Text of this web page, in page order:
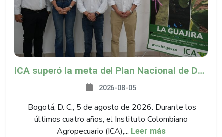
ICA superó la meta del Plan Nacional de Desarrollo y abrió 61 mercados internacionales
2026-08-05
Bogotá, D. C., 5 de agosto de 2026. Durante los
últimos cuatro años, el Instituto Colombiano
Agropecuario (ICA),... Leer más